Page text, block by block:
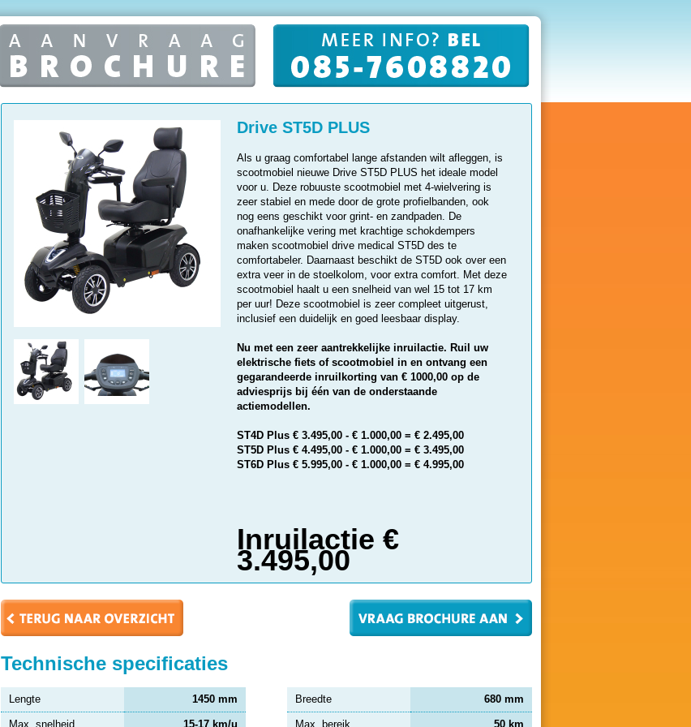
Drive ST5D PLUS
Als u graag comfortabel lange afstanden wilt afleggen, is
scootmobiel nieuwe Drive ST5D PLUS het ideale model
voor u. Deze robuuste scootmobiel met 4-wielvering is
zeer stabiel en mede door de grote profielbanden, ook
nog eens geschikt voor grint- en zandpaden. De
onafhankelijke vering met krachtige schokdempers
maken scootmobiel drive medical ST5D des te
comfortabeler. Daarnaast beschikt de ST5D ook over een
extra veer in de stoelkolom, voor extra comfort. Met deze
scootmobiel haalt u een snelheid van wel 15 tot 17 km
per uur! Deze scootmobiel is zeer compleet uitgerust,
inclusief een duidelijk en goed leesbaar display.
Nu met een zeer aantrekkelijke inruilactie. Ruil uw
elektrische fiets of scootmobiel in en ontvang een
gegarandeerde inruilkorting van € 1000,00 op de
adviesprijs bij één van de onderstaande
actiemodellen.
ST4D Plus € 3.495,00 - € 1.000,00 = € 2.495,00
ST5D Plus € 4.495,00 - € 1.000,00 = € 3.495,00
ST6D Plus € 5.995,00 - € 1.000,00 = € 4.995,00
Inruilactie €
3.495,00
Technische specificaties
Lengte 1450 mm Breedte 680 mm
Max. snelheid 15-17 km/u Max. bereik 50 km